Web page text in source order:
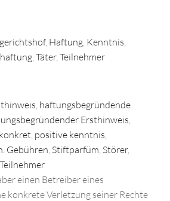
, Haftung, Kenntnis,
,Täter,Teilnehmer
, haftungsbegründende
Ersthinweis,
konkret, positive kenntnis,
Gebühren, Stiftparfüm, Störer,
Teilnehmer
einen Betreiber eines
konkrete Verletzung seiner Rechte